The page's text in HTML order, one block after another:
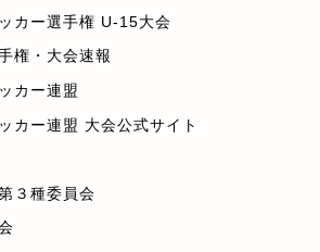
カー選手権 U-15大会
権・大会速報
カー連盟
カー連盟 大会公式サイト
３種委員会